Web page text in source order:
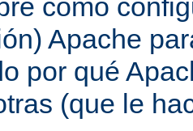
como
Apache
por qué
(que le